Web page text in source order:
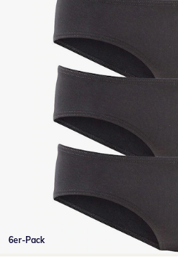
6er-Pack